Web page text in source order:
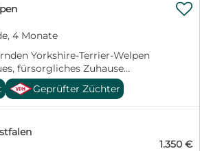
4 Monate
Yorkshire-Terrier-Welpen
fürsorgliches Zuhause
sind verspielt, neugierig,
wachsen liebevoll im
und munter -Freundlich
und verschmust -Ideal für
Die Yorkshire

Geprüfter Züchter
1.350 €